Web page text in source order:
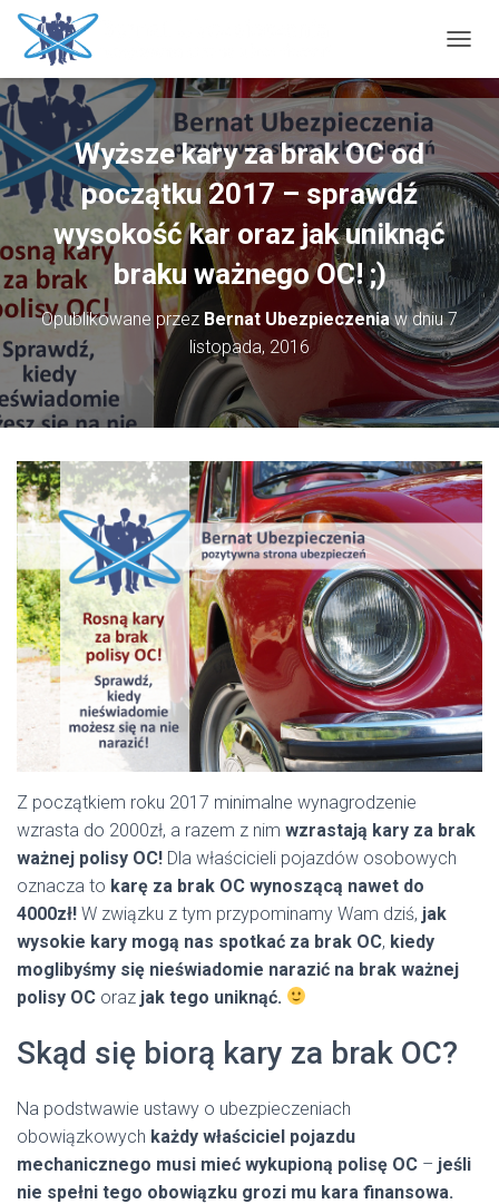
R
Z
C
Z
N
A
I
G
A
C
J
Ę
Wyższe kary za brak OC od
początku 2017 – sprawdź
wysokość kar oraz jak uniknąć
braku ważnego OC! ;)
Opublikowane przez Bernat Ubezpieczeniaw dniu7
listopada, 2016
Z początkiem roku 2017 minimalne wynagrodzenie
wzrasta do 2000zł, a razem z nim wzrastają kary za brak
ważnej polisy OC! Dla właścicieli pojazdów osobowych
oznacza to karę za brak OC wynoszącą nawet do
4000zł! W związku z tym przypominamy Wam dziś, jak
wysokie kary mogą nas spotkać za brak OC, kiedy
moglibyśmy się nieświadomie narazić na brak ważnej
polisy OC oraz jak tego uniknąć.
Skąd się biorą kary za brak OC?
Na podstwawie ustawy o ubezpieczeniach
obowiązkowych każdy właściciel pojazdu
mechanicznego musi mieć wykupioną polisę OC – jeśli
nie spełni tego obowiązku grozi mu kara finansowa.